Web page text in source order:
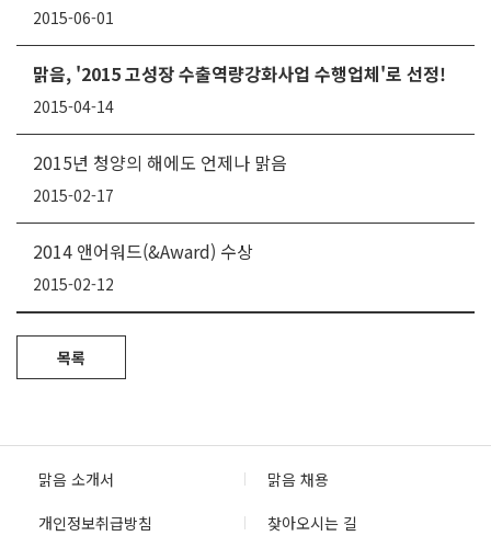
2015-06-01
맑음, '2015 고성장 수출역량강화사업 수행업체'로 선정!
2015-04-14
2015년 청양의 해에도 언제나 맑음
2015-02-17
2014 앤어워드(&Award) 수상
2015-02-12
목록
맑음 소개서
맑음 채용
개인정보취급방침
찾아오시는 길